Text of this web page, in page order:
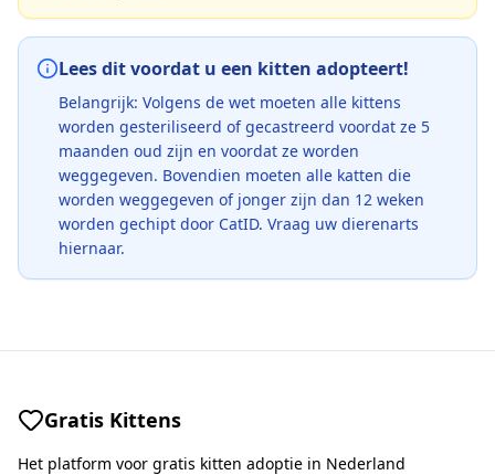
Lees dit voordat u een kitten adopteert!
Belangrijk: Volgens de wet moeten alle kittens
worden gesteriliseerd of gecastreerd voordat ze 5
maanden oud zijn en voordat ze worden
weggegeven. Bovendien moeten alle katten die
worden weggegeven of jonger zijn dan 12 weken
worden gechipt door CatID. Vraag uw dierenarts
hiernaar.
Gratis Kittens
Het platform voor gratis kitten adoptie in Nederland